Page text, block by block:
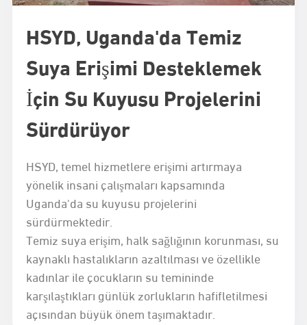
HSYD, Uganda'da Temiz
Suya Erişimi Desteklemek
İçin Su Kuyusu Projelerini
Sürdürüyor
HSYD, temel hizmetlere erişimi artırmaya
yönelik insani çalışmaları kapsamında
Uganda'da su kuyusu projelerini
sürdürmektedir.
Temiz suya erişim, halk sağlığının korunması, su
kaynaklı hastalıkların azaltılması ve özellikle
kadınlar ile çocukların su temininde
karşılaştıkları günlük zorlukların hafifletilmesi
açısından büyük önem taşımaktadır.